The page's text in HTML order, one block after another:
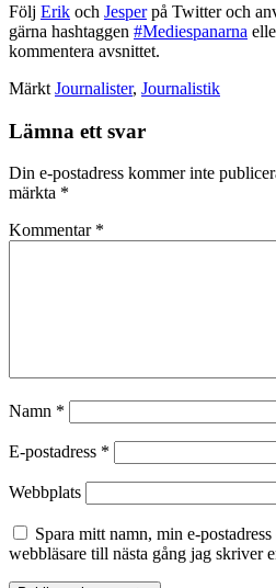
Följ Erik och Jesperpå Twitter och
gärna hashtaggen #Mediespanarna
kommentera avsnittet.
Märkt Journalister, Journalistik
Lämna ett svar
Din e-postadress kommer inte
märkta *
Kommentar *
Namn *
E-postadress *
Webbplats
Spara mitt namn, min e-
webbläsare till nästa gång jag skriver